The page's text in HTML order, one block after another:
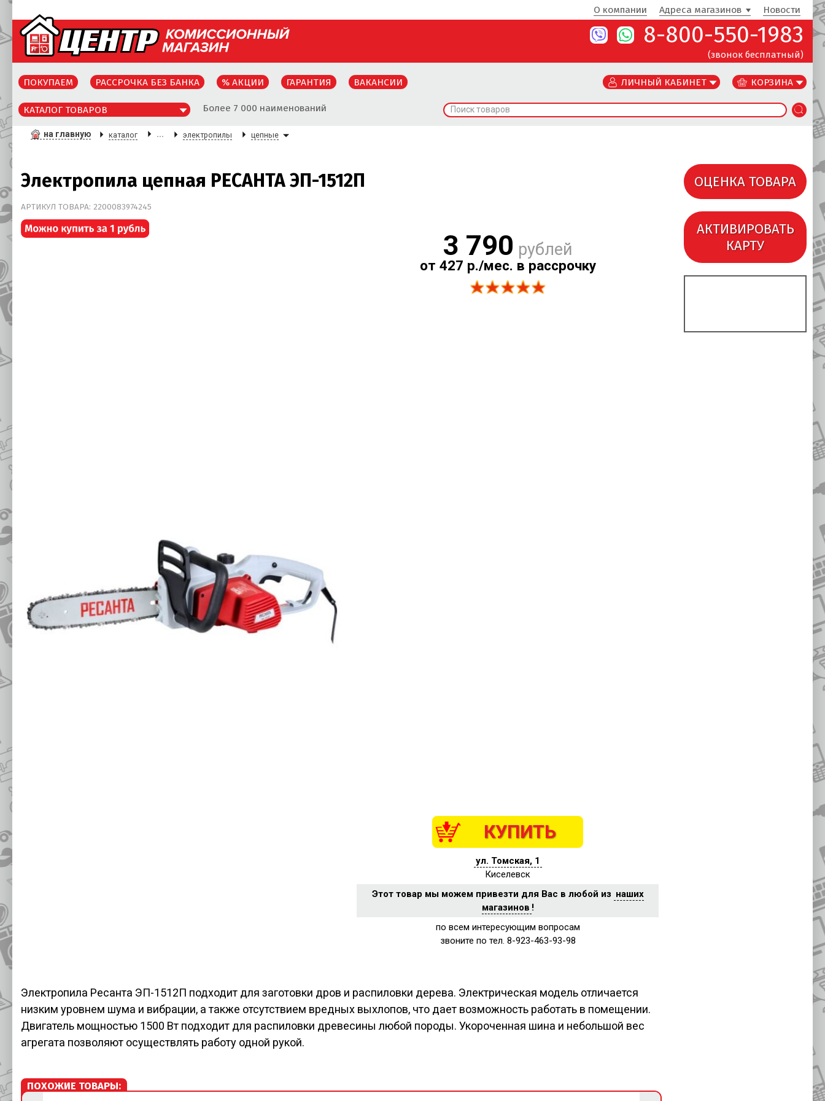
Новости
Адреса магазинов
О компании
8-800-550-1983
(звонок бесплатный)
ПОКУПАЕМ РАССРОЧКА БЕЗ БАНКА % АКЦИИ ГАРАНТИЯ ВАКАНСИИ КОРЗИНА
ЛИЧНЫЙ КАБИНЕТ
КАТАЛОГ ТОВАРОВ Более 7 000 наименований Поиск товаров
на главную каталог ... электропилы цепные
Электропила цепная РЕСАНТА ЭП-1512П
АРТИКУЛ ТОВАРА: 2200083974245
3 790 рублей
от 427 р./мес. в рассрочку
КУПИТЬ
ул. Томская, 1
Киселевск
Этот товар мы можем привезти для Вас в любой из наших
магазинов !
по всем интересующим вопросам
звоните по тел. 8-923-463-93-98
Электропила Ресанта ЭП-1512П подходит для заготовки дров и распиловки дерева. Электрическая модель отличается
низким уровнем шума и вибрации, а также отсутствием вредных выхлопов, что дает возможность работать в помещении.
Двигатель мощностью 1500 Вт подходит для распиловки древесины любой породы. Укороченная шина и небольшой вес
агрегата позволяют осуществлять работу одной рукой.
ПОХОЖИЕ ТОВАРЫ:
ОЦЕНКА ТОВАРА
АКТИВИРОВАТЬ
КАРТУ